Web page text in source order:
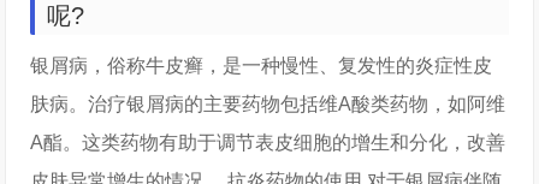
呢?
银屑病，俗称牛皮癣，是一种慢性、复发性的炎症性皮
肤病。治疗银屑病的主要药物包括维A酸类药物，如阿维
A酯。这类药物有助于调节表皮细胞的增生和分化，改善